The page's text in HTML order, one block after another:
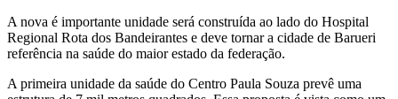
A nova é importante unidade será construída ao lado do Hospital
Regional Rota dos Bandeirantes e deve tornar a cidade de Barueri
referência na saúde do maior estado da federação.
A primeira unidade da saúde do Centro Paula Souza prevê uma